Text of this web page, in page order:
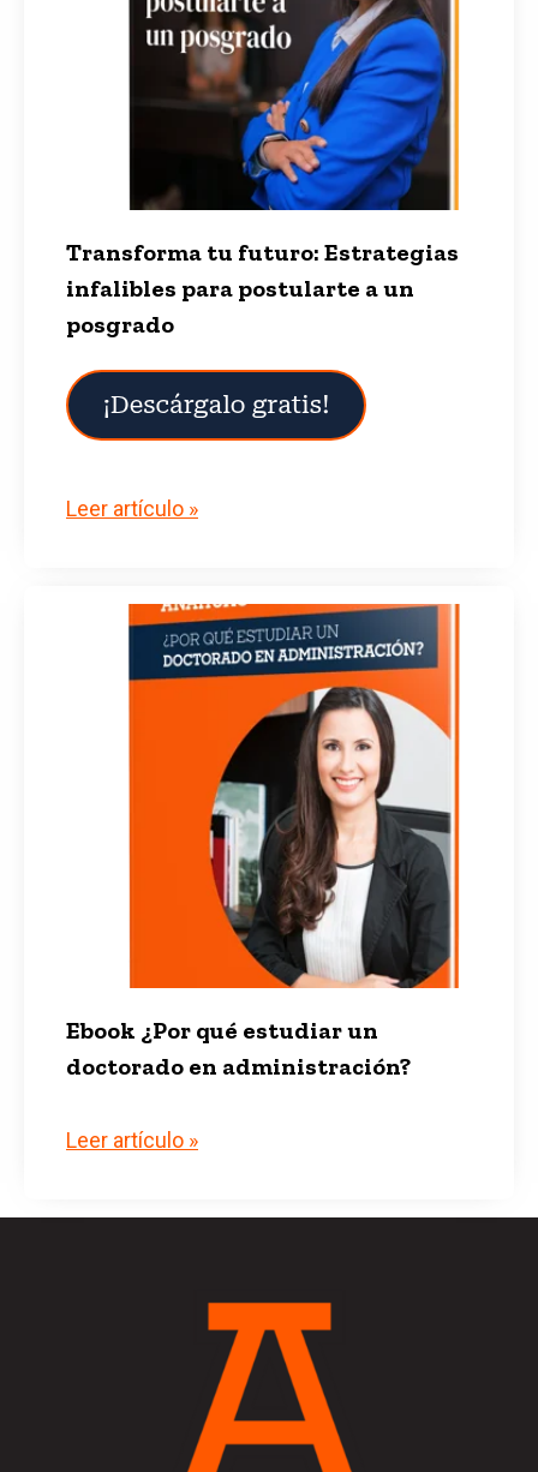
Transforma tu futuro: Estrategias
infalibles para postularte a un
posgrado
Leer artículo »
Ebook ¿Por qué estudiar un
doctorado en administración?
Leer artículo »